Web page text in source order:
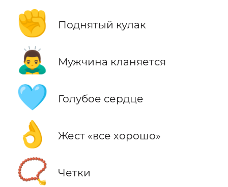
✊ Поднятый кулак
🙇‍♂️ Мужчина кланяется
🩵 Голубое сердце
👌 Жест «все хорошо»
📿 Четки